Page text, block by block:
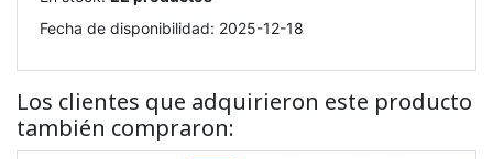
Fecha de disponibilidad: 2025-12-18
Los clientes que adquirieron este producto
también compraron: